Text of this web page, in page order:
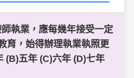
執業，應每幾年接受一定
育，始得辦理執業執照更
(B)五年 (C)六年 (D)七年